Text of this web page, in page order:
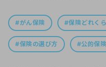
がん保険 保険どれく
保険の選び方 公的保